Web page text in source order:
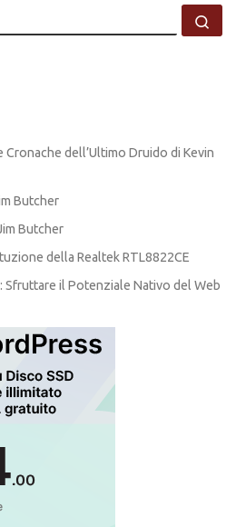
Cronache dell’Ultimo Druido di Kevin
Butcher
Butcher
della Realtek RTL8822CE
Sfruttare il Potenziale Nativo del Web